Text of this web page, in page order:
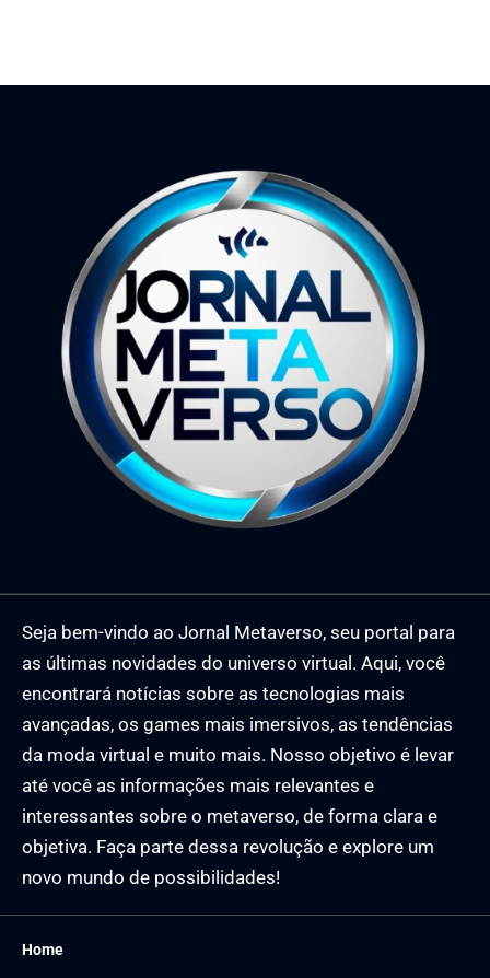
Seja bem-vindo ao Jornal Metaverso, seu portal para
as últimas novidades do universo virtual. Aqui, você
encontrará notícias sobre as tecnologias mais
avançadas, os games mais imersivos, as tendências
da moda virtual e muito mais. Nosso objetivo é levar
até você as informações mais relevantes e
interessantes sobre o metaverso, de forma clara e
objetiva. Faça parte dessa revolução e explore um
novo mundo de possibilidades!
Home